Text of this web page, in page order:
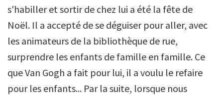
s'habiller et sortir de chez lui a été la fête de
Noël. Il a accepté de se déguiser pour aller, avec
les animateurs de la bibliothèque de rue,
surprendre les enfants de famille en famille. Ce
que Van Gogh a fait pour lui, il a voulu le refaire
pour les enfants... Par la suite, lorsque nous